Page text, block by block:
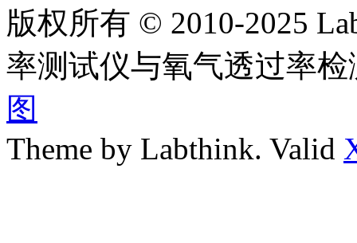
版权所有 © 2010-2025
率测试仪与氧气透过率
图
Theme by Labthink. Valid